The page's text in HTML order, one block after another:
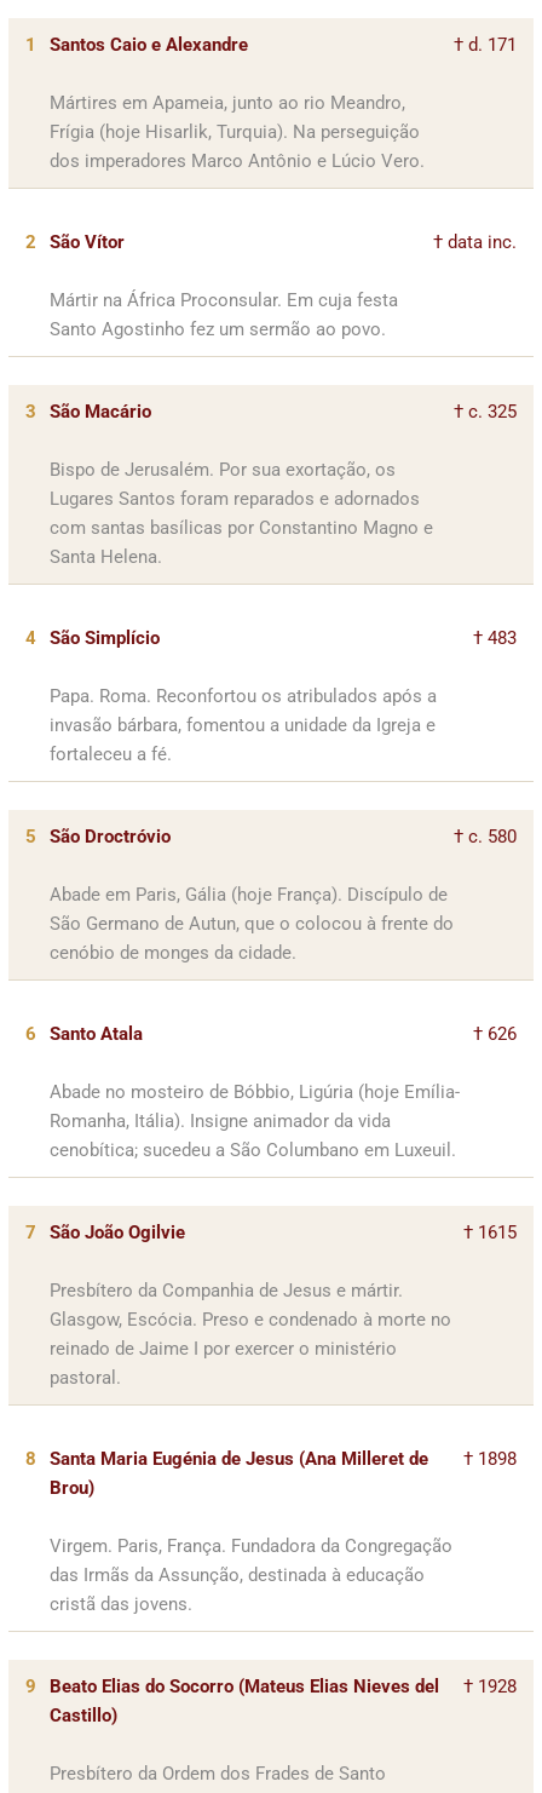
1 Santos Caio e Alexandre
Mártires em Apameia, junto ao rio Meandro,
Frígia (hoje Hisarlik, Turquia). Na perseguição
dos imperadores Marco Antônio e Lúcio Vero.
† d. 171
2 São Vítor
Mártir na África Proconsular. Em cuja festa
Santo Agostinho fez um sermão ao povo.
† data inc.
3 São Macário
Bispo de Jerusalém. Por sua exortação, os
Lugares Santos foram reparados e adornados
com santas basílicas por Constantino Magno e
Santa Helena.
† c. 325
4 São Simplício
Papa. Roma. Reconfortou os atribulados após a
invasão bárbara, fomentou a unidade da Igreja e
fortaleceu a fé.
† 483
5 São Droctróvio
Abade em Paris, Gália (hoje França). Discípulo de
São Germano de Autun, que o colocou à frente do
cenóbio de monges da cidade.
† c. 580
6 Santo Atala
Abade no mosteiro de Bóbbio, Ligúria (hoje Emília-
Romanha, Itália). Insigne animador da vida
cenobítica; sucedeu a São Columbano em Luxeuil.
† 626
7 São João Ogilvie
Presbítero da Companhia de Jesus e mártir.
Glasgow, Escócia. Preso e condenado à morte no
reinado de Jaime I por exercer o ministério
pastoral.
† 1615
8
Santa Maria Eugénia de Jesus (Ana Milleret de
Brou)
Virgem. Paris, França. Fundadora da Congregação
das Irmãs da Assunção, destinada à educação
cristã das jovens.
† 1898
9
Beato Elias do Socorro (Mateus Elias Nieves del
Castillo)
Presbítero da Ordem dos Frades de Santo
† 1928